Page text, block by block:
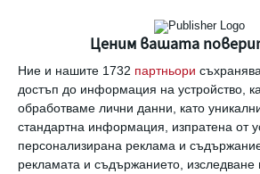
Ценим вашата
Ние и нашите 1732 партньори
достъп до информация на устройство,
обработваме лични данни, като
стандартна информация, изпратена от
персонализирана реклама и
рекламата и съдържанието, изследване
цел да подкрепя развитието
жени учени в България и вече
отличава обещаващи научни
потенциал за значим принос
обществото и развитието